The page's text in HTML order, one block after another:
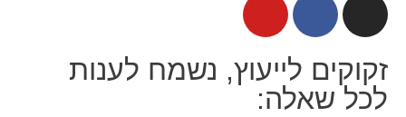
זקוקים לייעוץ, נשמח לענות
לכל שאלה: